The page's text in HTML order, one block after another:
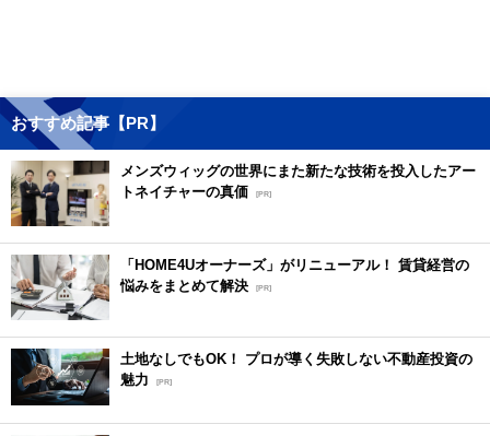
おすすめ記事【PR】
メンズウィッグの世界にまた新たな技術を投入したアー
トネイチャーの真価 [PR]
「HOME4Uオーナーズ」がリニューアル！ 賃貸経営の
悩みをまとめて解決 [PR]
土地なしでもOK！ プロが導く失敗しない不動産投資の
魅力
[PR]